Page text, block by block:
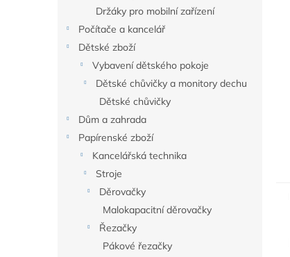
Držáky pro mobilní zařízení
Počítače a kancelář
Dětské zboží
Vybavení dětského pokoje
Dětské chůvičky a monitory dechu
Dětské chůvičky
Dům a zahrada
Papírenské zboží
Kancelářská technika
Stroje
Děrovačky
Malokapacitní děrovačky
Řezačky
Pákové řezačky